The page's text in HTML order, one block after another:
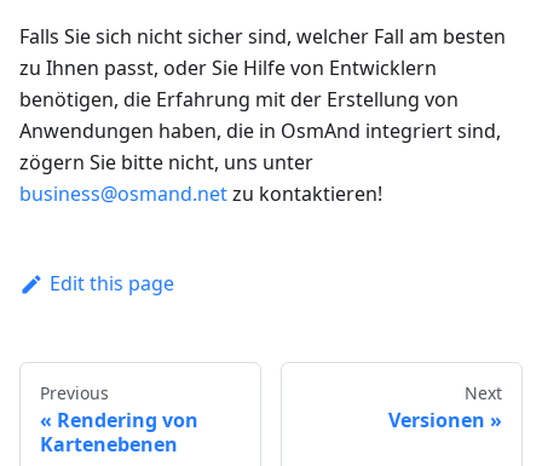
Falls Sie sich nicht sicher sind, welcher Fall am besten
zu Ihnen passt, oder Sie Hilfe von Entwicklern
benötigen, die Erfahrung mit der Erstellung von
Anwendungen haben, die in OsmAnd integriert sind,
zögern Sie bitte nicht, uns unter
business@osmand.netzu kontaktieren!
Edit this page
Previous
Rendering von
Kartenebenen
Next
Versionen